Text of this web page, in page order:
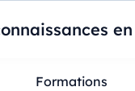
Introduction
Formations